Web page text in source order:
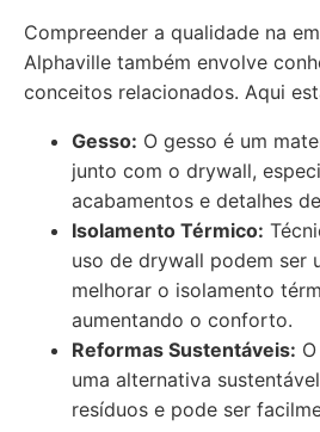
Compreender a qualidade na
Alphaville também envolve
conceitos relacionados. Aqui
Gesso: O gesso é um
junto com o drywall,
acabamentos e detalhes
Isolamento Térmico:
uso de drywall podem ser
melhorar o isolamento
aumentando o conforto.
Reformas Sustentáveis:
uma alternativa
resíduos e pode ser